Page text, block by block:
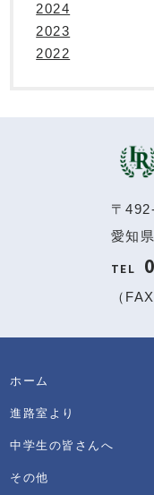
2024
2023
2022
〒
愛知
TEL
（
ホーム
進路室より
中学生の皆さんへ
その他